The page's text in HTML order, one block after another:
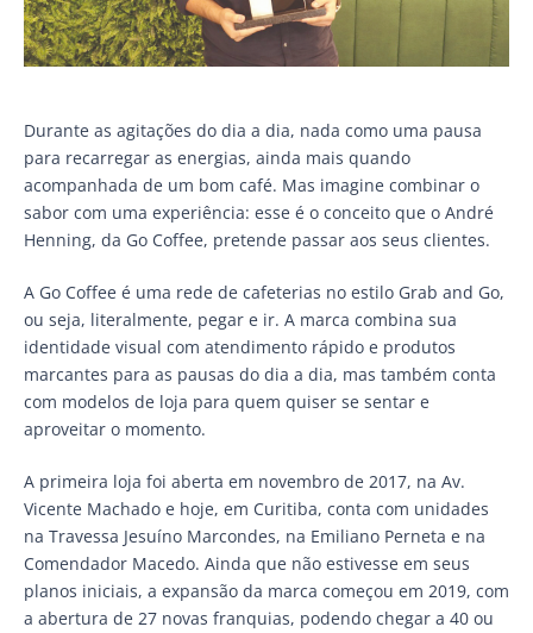
Durante as agitações do dia a dia, nada como uma pausa
para recarregar as energias, ainda mais quando
acompanhada de um bom café. Mas imagine combinar o
sabor com uma experiência: esse é o conceito que o André
Henning, da Go Coffee, pretende passar aos seus clientes.
A Go Coffee é uma rede de cafeterias no estilo Grab and Go,
ou seja, literalmente, pegar e ir. A marca combina sua
identidade visual com atendimento rápido e produtos
marcantes para as pausas do dia a dia, mas também conta
com modelos de loja para quem quiser se sentar e
aproveitar o momento.
A primeira loja foi aberta em novembro de 2017, na Av.
Vicente Machado e hoje, em Curitiba, conta com unidades
na Travessa Jesuíno Marcondes, na Emiliano Perneta e na
Comendador Macedo. Ainda que não estivesse em seus
planos iniciais, a expansão da marca começou em 2019, com
a abertura de 27 novas franquias, podendo chegar a 40 ou